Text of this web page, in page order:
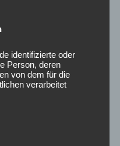
identifizierte oder
Person, deren
von dem für die
verarbeitet